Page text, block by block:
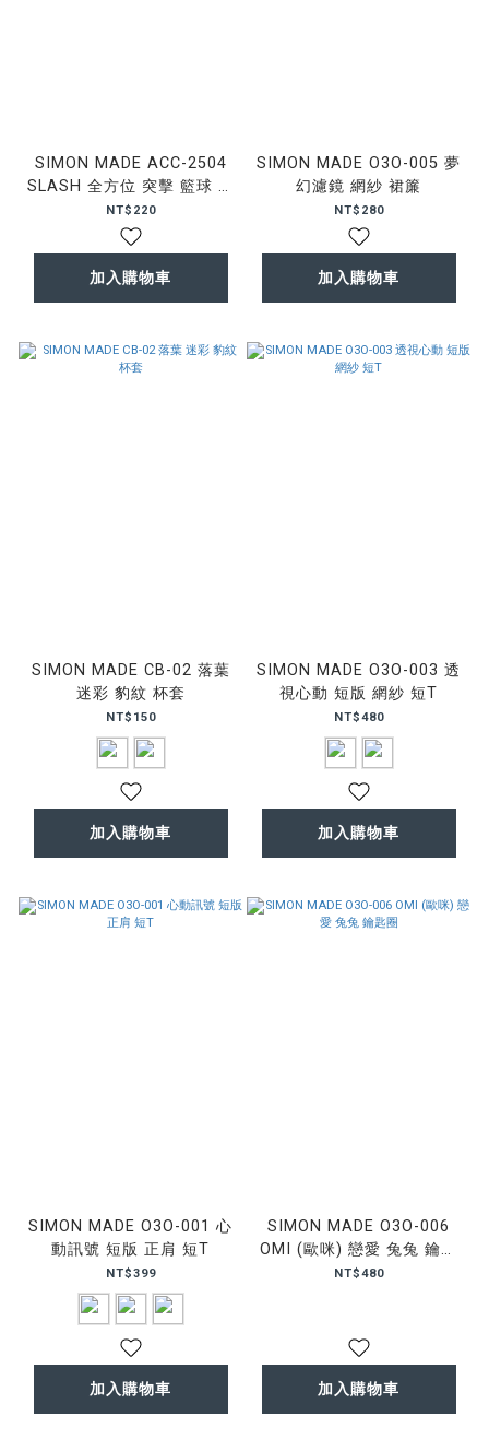
SIMON MADE ACC-2504
SLASH 全方位 突擊 籃球 長
襪
NT$220
加入購物車
SIMON MADE O3O-005 夢
幻濾鏡 網紗 裙簾
NT$280
加入購物車
SIMON MADE CB-02 落葉
迷彩 豹紋 杯套
NT$150
加入購物車
SIMON MADE O3O-003 透
視心動 短版 網紗 短T
NT$480
加入購物車
SIMON MADE O3O-001 心
動訊號 短版 正肩 短T
NT$399
加入購物車
SIMON MADE O3O-006
OMI (歐咪) 戀愛 兔兔 鑰匙
圈
NT$480
加入購物車